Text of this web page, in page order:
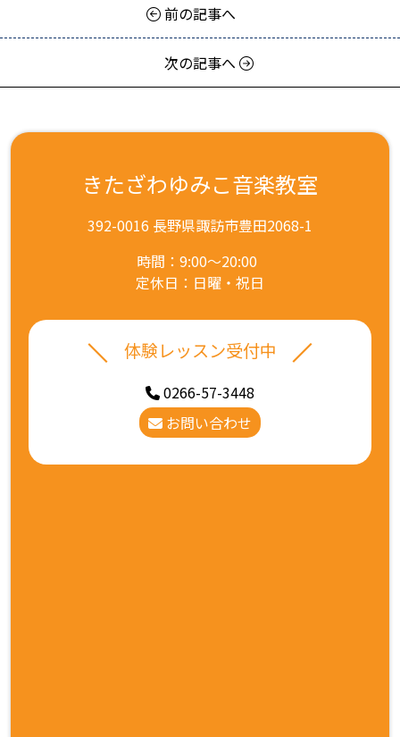
前の記事へ
次の記事へ
きたざわゆみこ音楽教室
392-0016 長野県諏訪市豊田2068-1
時間：9:00～20:00
定休日：日曜・祝日
体験レッスン受付中
0266-57-3448
お問い合わせ